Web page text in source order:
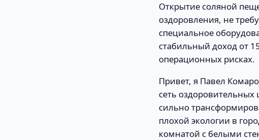
Открытие соляной
оздоровления, не
специальное
стабильный доход от
операционных рисках.
Привет, я Павел
сеть оздоровительных
сильно
плохой экологии в
комнатой с белыми